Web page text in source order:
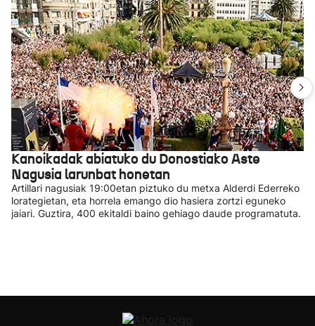
Kanoikadak abiatuko du Donostiako Aste
Nagusia larunbat honetan
Artillari nagusiak 19:00etan piztuko du metxa Alderdi Ederreko
lorategietan, eta horrela emango dio hasiera zortzi eguneko
jaiari. Guztira, 400 ekitaldi baino gehiago daude programatuta.